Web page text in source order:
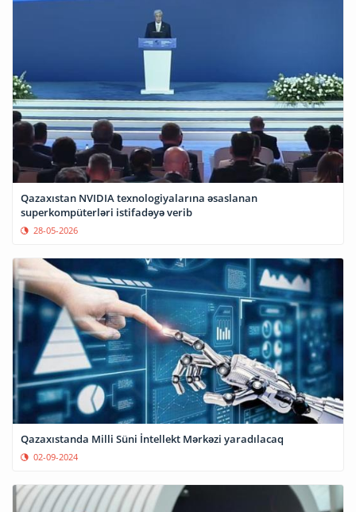
Qazaxıstan NVIDIA texnologiyalarına əsaslanan
superkompüterləri istifadəyə verib
28-05-2026
Qazaxıstanda Milli Süni İntellekt Mərkəzi yaradılacaq
02-09-2024